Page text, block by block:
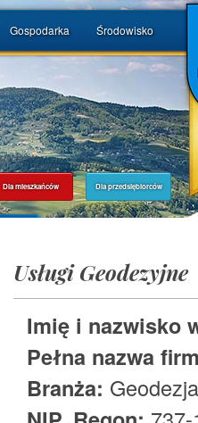
Gospodarka Środowisko
Dla mieszkańców Dla przedsiębiorców
Usługi Geodezyjne
Imię i nazwisko
Pełna nazwa
Branża: